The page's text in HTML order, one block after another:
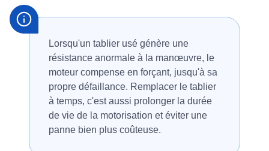
Lorsqu'un tablier usé génère une
résistance anormale à la manœuvre, le
moteur compense en forçant, jusqu'à sa
propre défaillance. Remplacer le tablier
à temps, c'est aussi prolonger la durée
de vie de la motorisation et éviter une
panne bien plus coûteuse.